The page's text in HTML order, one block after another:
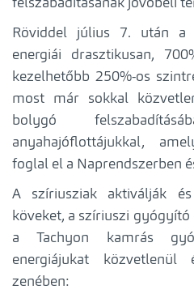
felszabadításának jövőbeli
Röviddel július 7. után a
energiái drasztikusan,
kezelhetőbb 250%-os
most már sokkal
bolygó
anyahajóflottájukkal,
foglal el a Naprendszerben
A szíriusziak aktiválják
köveket, a szíriuszi gyógyító
a Tachyon kamrás
energiájukat
zenében: